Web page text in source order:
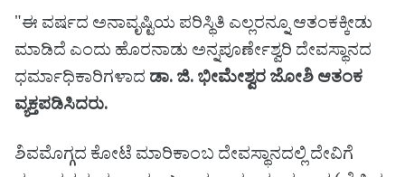
"ಈ ವರ್ಷದ ಅನಾವೃಷ್ಟಿಯ ಪರಿಸ್ಥಿತಿ ಎಲ್ಲರನ್ನೂ ಆತಂಕಕ್ಕೀಡು
ಮಾಡಿದೆ ಎಂದು ಹೊರನಾಡು ಅನ್ನಪೂರ್ಣೇಶ್ವರಿ ದೇವಸ್ಥಾನದ
ಧರ್ಮಾಧಿಕಾರಿಗಳಾದ ಡಾ. ಜಿ. ಭೀಮೇಶ್ವರ ಜೋಶಿ ಆತಂಕ
ವ್ಯಕ್ತಪಡಿಸಿದರು.
ಶಿವಮೊಗ್ಗದ ಕೋಟೆ ಮಾರಿಕಾಂಬ ದೇವಸ್ಥಾನದಲ್ಲಿ ದೇವಿಗೆ